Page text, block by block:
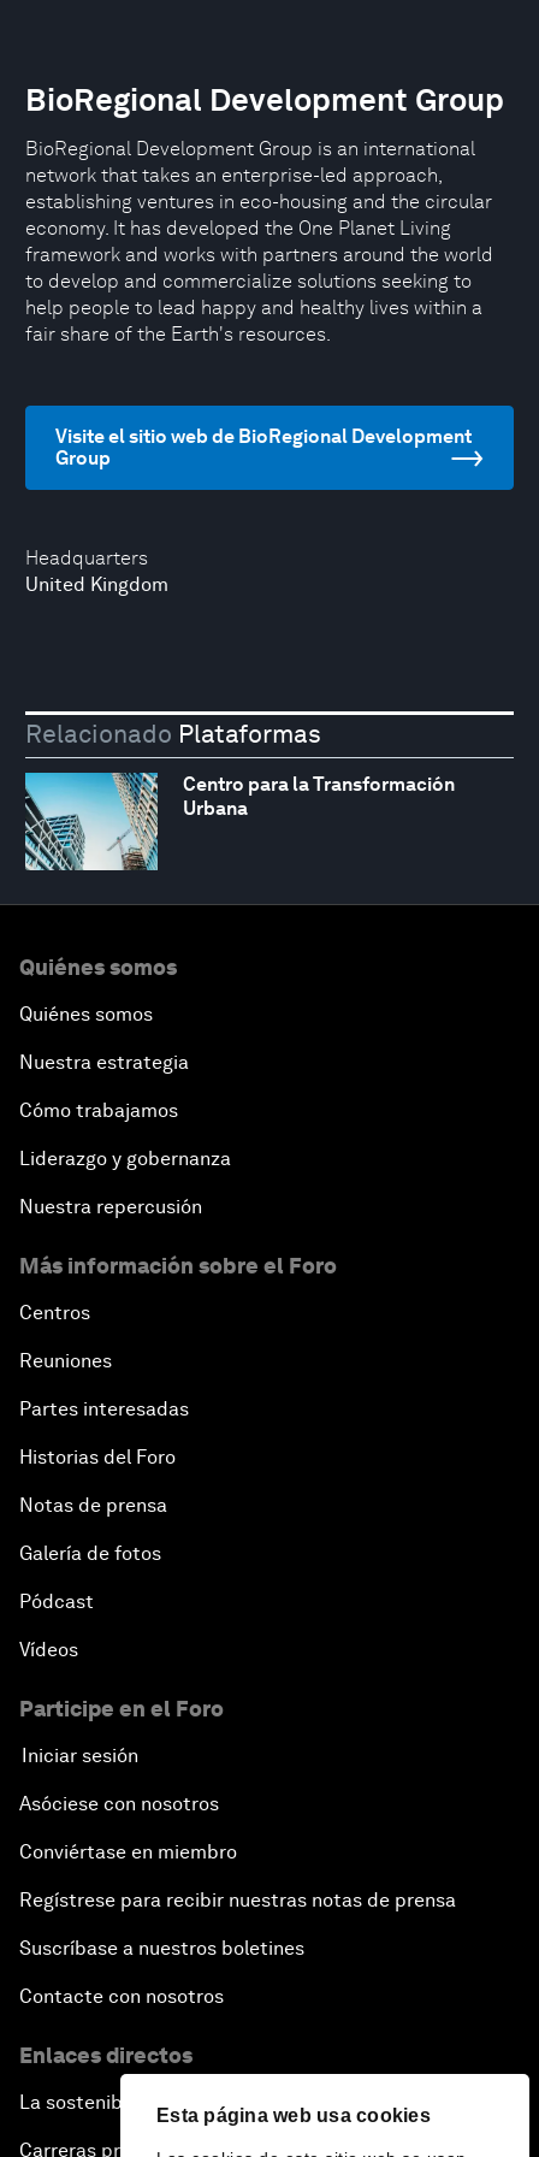
Esta página web usa cookies
Headquarters
United Kingdom
BioRegional Development Group
BioRegional Development Group is an international
network that takes an enterprise-led approach,
establishing ventures in eco-housing and the circular
economy. It has developed the One Planet Living
framework and works with partners around the world
to develop and commercialize solutions seeking to
help people to lead happy and healthy lives within a
fair share of the Earth's resources.
Visite el sitio web de BioRegional Development
Group
Relacionado Plataformas
Centro para la Transformación
Urbana
Quiénes somos
Quiénes somos
Nuestra estrategia
Cómo trabajamos
Liderazgo y gobernanza
Nuestra repercusión
Más información sobre el Foro
Centros
Reuniones
Partes interesadas
Historias del Foro
Notas de prensa
Galería de fotos
Pódcast
Vídeos
Participe en el Foro
Iniciar sesión
Asóciese con nosotros
Conviértase en miembro
Regístrese para recibir nuestras notas de prensa
Suscríbase a nuestros boletines
Contacte con nosotros
Enlaces directos
La sostenibilidad en el Foro
Carreras profesionales